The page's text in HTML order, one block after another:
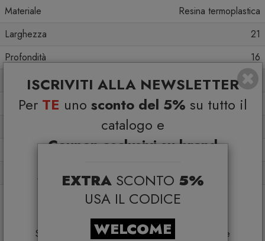
ISCRIVITI ALLA NEWSLETTER
Per TE uno sconto del 5% su tutto il
catalogo e
Coupon esclusivi su brand
*Coupon non cumulabile con altre promo e non
applicabile su:
Smeg, Bontempi Casa, Samsonite, BBB Italia,
Franke, Gufram, Memphis, Plust, Gervasoni,
Samsung, Faber, Dunavox, Zafferano, VG, Slide
EXTRA SCONTO 5%
USA IL CODICE
WELCOME
Materiale
Resina termoplastica
Larghezza
21
Profondità
16
Altezza
29
Peso
1.58 Kg